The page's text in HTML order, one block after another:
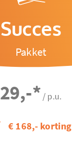
Succes
Pakket
29,-* / p.u.
€ 168,- korting